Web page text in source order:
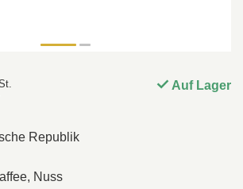
Auf Lager
Republik
Nuss